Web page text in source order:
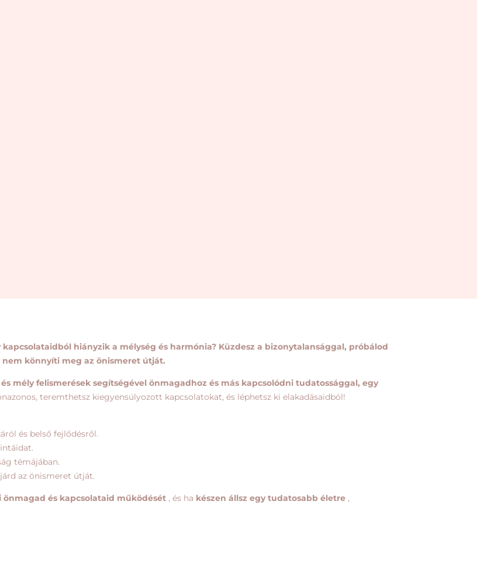
hiányzik a mélység és harmónia? Küzdesz a bizonytalansággal, próbálod
nem könnyíti meg az önismeret útját.
mély felismerések segítségével önmagadhoz és más kapcsolódni tudatossággal, egy
teremthetsz kiegyensúlyozott kapcsolatokat, és léphetsz ki elakadásaidból!
és belső fejlődésről.
témájában.
az önismeret útját.
és kapcsolataid működését , és ha készen állsz egy tudatosabb életre ,